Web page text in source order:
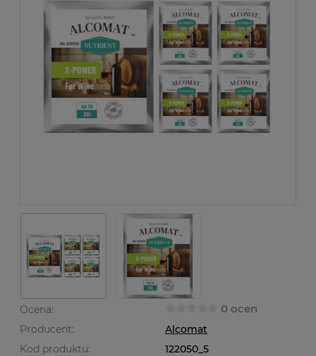
Ocena: 0 ocen
Producent:
Alcomat
Kod produktu:
122050_5